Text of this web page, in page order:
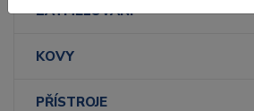
ZATMELOVÁNÍ
KOVY
PŘÍSTROJE